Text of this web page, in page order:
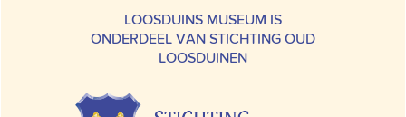
LOOSDUINS MUSEUM IS
ONDERDEEL VAN STICHTING OUD
LOOSDUINEN